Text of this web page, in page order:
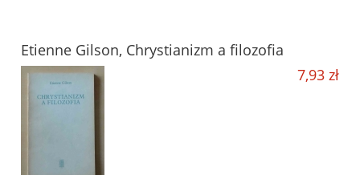
Etienne Gilson, Chrystianizm a filozofia
7,93 zł